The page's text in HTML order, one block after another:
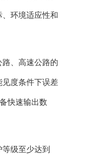
环境适应性和
、高速公路的
度条件下误差
快速输出数
级至少达到